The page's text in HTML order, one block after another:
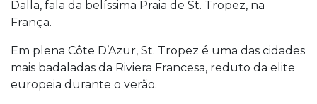
Dalla, fala da belíssima Praia de St. Tropez, na
França.
Em plena Côte D’Azur, St. Tropez é uma das cidades
mais badaladas da Riviera Francesa, reduto da elite
europeia durante o verão.